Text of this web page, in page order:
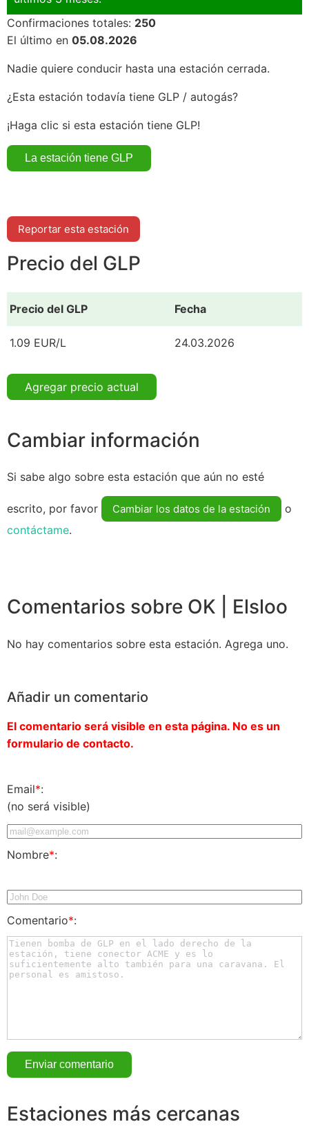
Confirmaciones totales: 250
El último en 05.08.2026
Nadie quiere conducir hasta una estación cerrada.
¿Esta estación todavía tiene GLP / autogás?
¡Haga clic si esta estación tiene GLP!
Reportar esta estación
Precio del GLP
Precio del GLP Fecha
1.09 EUR/L 24.03.2026
Agregar precio actual
Cambiar información
Si sabe algo sobre esta estación que aún no esté
escrito, por favor Cambiar los datos de la estación
o
contáctame.
Comentarios sobre OK | Elsloo
No hay comentarios sobre esta estación. Agrega uno.
Añadir un comentario
El comentario será visible en esta página. No es un
formulario de contacto.
Email*:
(no será visible)
Nombre*:
Comentario*:
Estaciones más cercanas